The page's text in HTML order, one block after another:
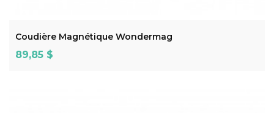
Coudière Magnétique Wondermag
Prix
89,85 $